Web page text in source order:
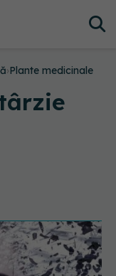
›Plante medicinale